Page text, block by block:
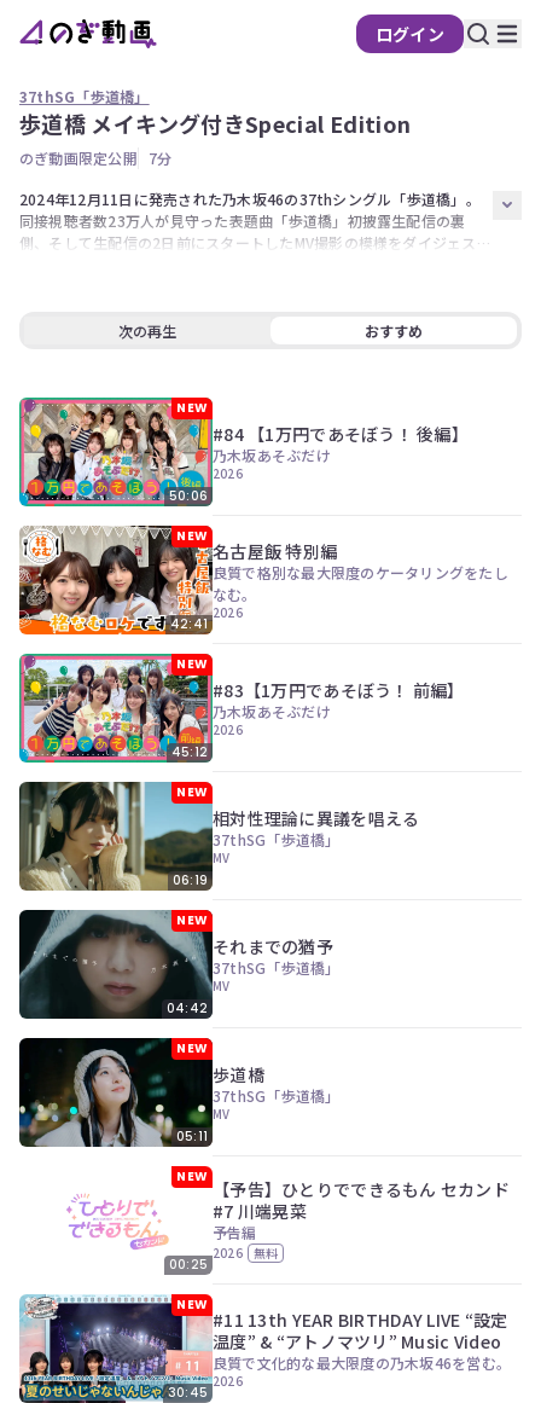
ログイン
の
動
画
定
は、
す。
今
す
ぐ
37thSG「歩道橋」
歩道橋 メイキング付きSpecial Edition
のぎ動画限定公開
7分
2024年12月11日に発売された乃木坂46の37thシングル「歩道橋」。
同接視聴者数23万人が見守った表題曲「歩道橋」初披露生配信の裏
側、そして生配信の2日前にスタートしたMV撮影の模様をダイジェスト
次の再生 おすすめ
NEW
50:06
#84 【1万円であそぼう！ 後編】
乃木坂あそぶだけ
2026
NEW
42:41
名古屋飯 特別編
良質で格別な最大限度のケータリングをたし
なむ。
2026
NEW
45:12
#83【1万円であそぼう！ 前編】
乃木坂あそぶだけ
2026
NEW
06:19
相対性理論に異議を唱える
37thSG「歩道橋」
MV
NEW
04:42
それまでの猶予
37thSG「歩道橋」
MV
NEW
05:11
歩道橋
37thSG「歩道橋」
MV
NEW
00:25
【予告】ひとりでできるもん セカンド
#7 川端晃菜
予告編
2026 無料
NEW
30:45
#11 13th YEAR BIRTHDAY LIVE “設定
温度” & “アトノマツリ” Music Video
良質で文化的な最大限度の乃木坂46を営む。
2026